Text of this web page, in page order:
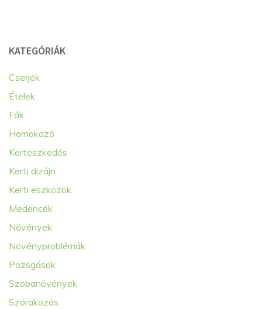
KATEGÓRIÁK
Cserjék
Ételek
Fák
Homokozó
Kertészkedés
Kerti dizájn
Kerti eszközök
Medencék
Növények
Növényproblémák
Pozsgások
Szobanövények
Szórakozás